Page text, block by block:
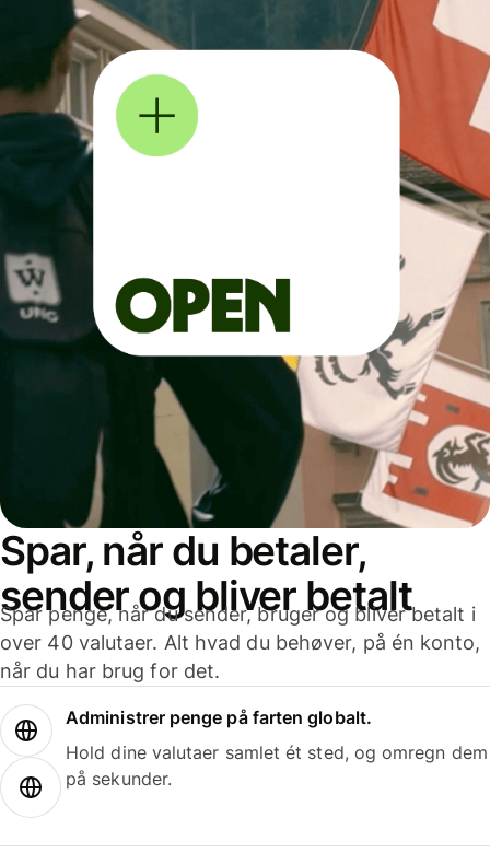
Spar, når du betaler,
sender og bliver betalt
Spar penge, når du sender, bruger og bliver betalt i
over 40 valutaer. Alt hvad du behøver, på én konto,
når du har brug for det.
Administrer penge på farten globalt.
Hold dine valutaer samlet ét sted, og omregn dem
på sekunder.